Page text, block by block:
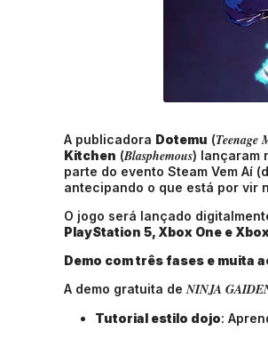
A publicadora Dotemu (Teenage
Kitchen (Blasphemous) lançaram
parte do evento Steam Vem Aí
antecipando o que está por vir
O jogo será lançado
PlayStation 5, Xbox One e
Demo com três fases e muita
A demo gratuita de NINJA
Tutorial estilo dojo: